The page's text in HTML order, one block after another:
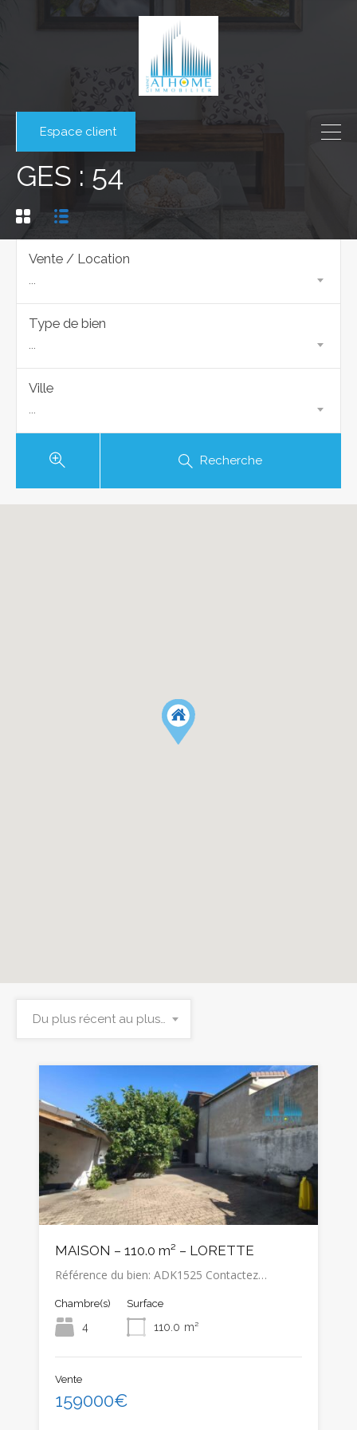
Espace client
GES : 54
Vente / Location
...
Type de bien
...
Ville
...
Recherche
Du plus récent au plus ancien
MAISON – 110.0 m² – LORETTE
Référence du bien: ADK1525 Contactez…
Chambre(s)
4
Surface
110.0 m²
Vente
159000€